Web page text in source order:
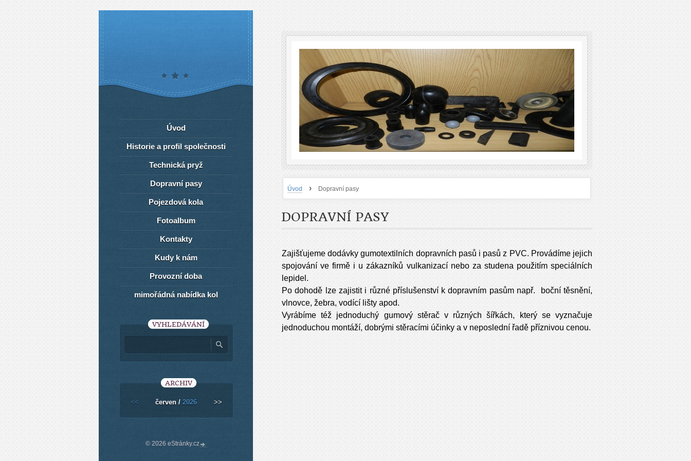
Úvod › Dopravní pasy
DOPRAVNÍ PASY
Zajišťujeme dodávky gumotextilních dopravních pasů i pasů z PVC. Provádíme jejich
spojování ve firmě i u zákazníků vulkanizací nebo za studena použitím speciálních
lepidel.
Po dohodě lze zajistit i různé příslušenství k dopravním pasům např. boční těsnění,
vlnovce, žebra, vodící lišty apod.
Vyrábíme též jednoduchý gumový stěrač v různých šířkách, který se vyznačuje
jednoduchou montáží, dobrými stěracími účinky a v neposlední řadě příznivou cenou.
Úvod
Historie a profil společnosti
Technická pryž
Dopravní pasy
Pojezdová kola
Fotoalbum
Kontakty
Kudy k nám
Provozní doba
mimořádná nabídka kol
VYHLEDÁVÁNÍ
ARCHIV
<< červen / 2026 >>
© 2026 eStránky.cz